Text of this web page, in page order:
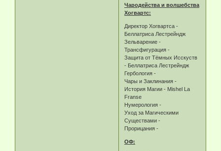
Чародейства и волшебства
Хогвартс:
Директор Хогвартса -
Беллатриса Лестрейндж
Зельварение -
Трансфигурация -
Защита от Тёмных Исскуств
- Беллатриса Лестрейндж
Гербология -
Чары и Заклинания -
История Магии - Mishel La
Franse
Нумерология -
Уход за Магическими
Существами -
Прорицания -
ОФ: